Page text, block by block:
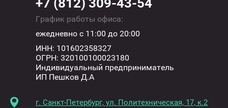
+7 (812) 309-43-54
График работы офиса:
ежедневно с 11:00 до 20:00
ИНН: 101602358327
ОГРН: 320100100023180
Индивидуальный предприниматель
ИП Пешков Д.А
г. Санкт-Петербург, ул. Политехническая, 17, к.2